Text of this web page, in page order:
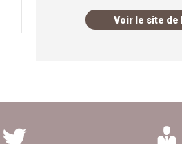
Voir le site de